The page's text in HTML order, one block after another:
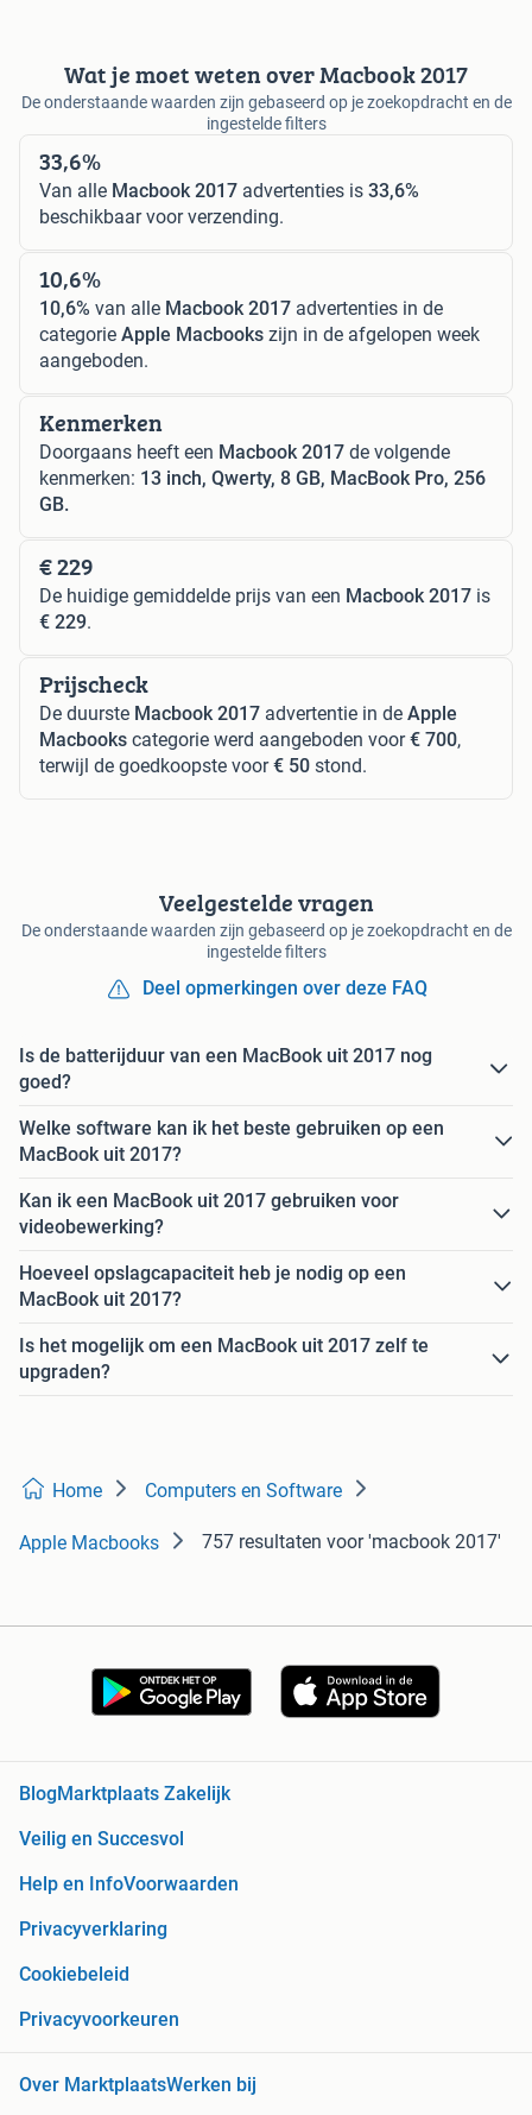
Wat je moet weten over Macbook 2017
De onderstaande waarden zijn gebaseerd op je zoekopdracht en de
ingestelde filters
33,6%
Van alle Macbook 2017 advertenties is 33,6%
beschikbaar voor verzending.
10,6%
10,6% van alle Macbook 2017 advertenties in de
categorie Apple Macbooks zijn in de afgelopen week
aangeboden.
Kenmerken
Doorgaans heeft een Macbook 2017 de volgende
kenmerken: 13 inch, Qwerty, 8 GB, MacBook Pro, 256
GB.
€ 229
De huidige gemiddelde prijs van een Macbook 2017 is
€ 229.
Prijscheck
De duurste Macbook 2017 advertentie in de Apple
Macbooks categorie werd aangeboden voor€ 700,
terwijl de goedkoopste voor€ 50 stond.
Veelgestelde vragen
De onderstaande waarden zijn gebaseerd op je zoekopdracht en de
ingestelde filters
Deel opmerkingen over deze FAQ
Is de batterijduur van een MacBook uit 2017 nog
goed?
Welke software kan ik het beste gebruiken op een
MacBook uit 2017?
Kan ik een MacBook uit 2017 gebruiken voor
videobewerking?
Hoeveel opslagcapaciteit heb je nodig op een
MacBook uit 2017?
Is het mogelijk om een MacBook uit 2017 zelf te
upgraden?
Home Computers en Software
Apple Macbooks 757 resultaten voor 'macbook 2017'
Blog Marktplaats Zakelijk
Veilig en Succesvol
Help en InfoVoorwaarden
Privacyverklaring
Cookiebeleid
Privacyvoorkeuren
Over MarktplaatsWerken bij